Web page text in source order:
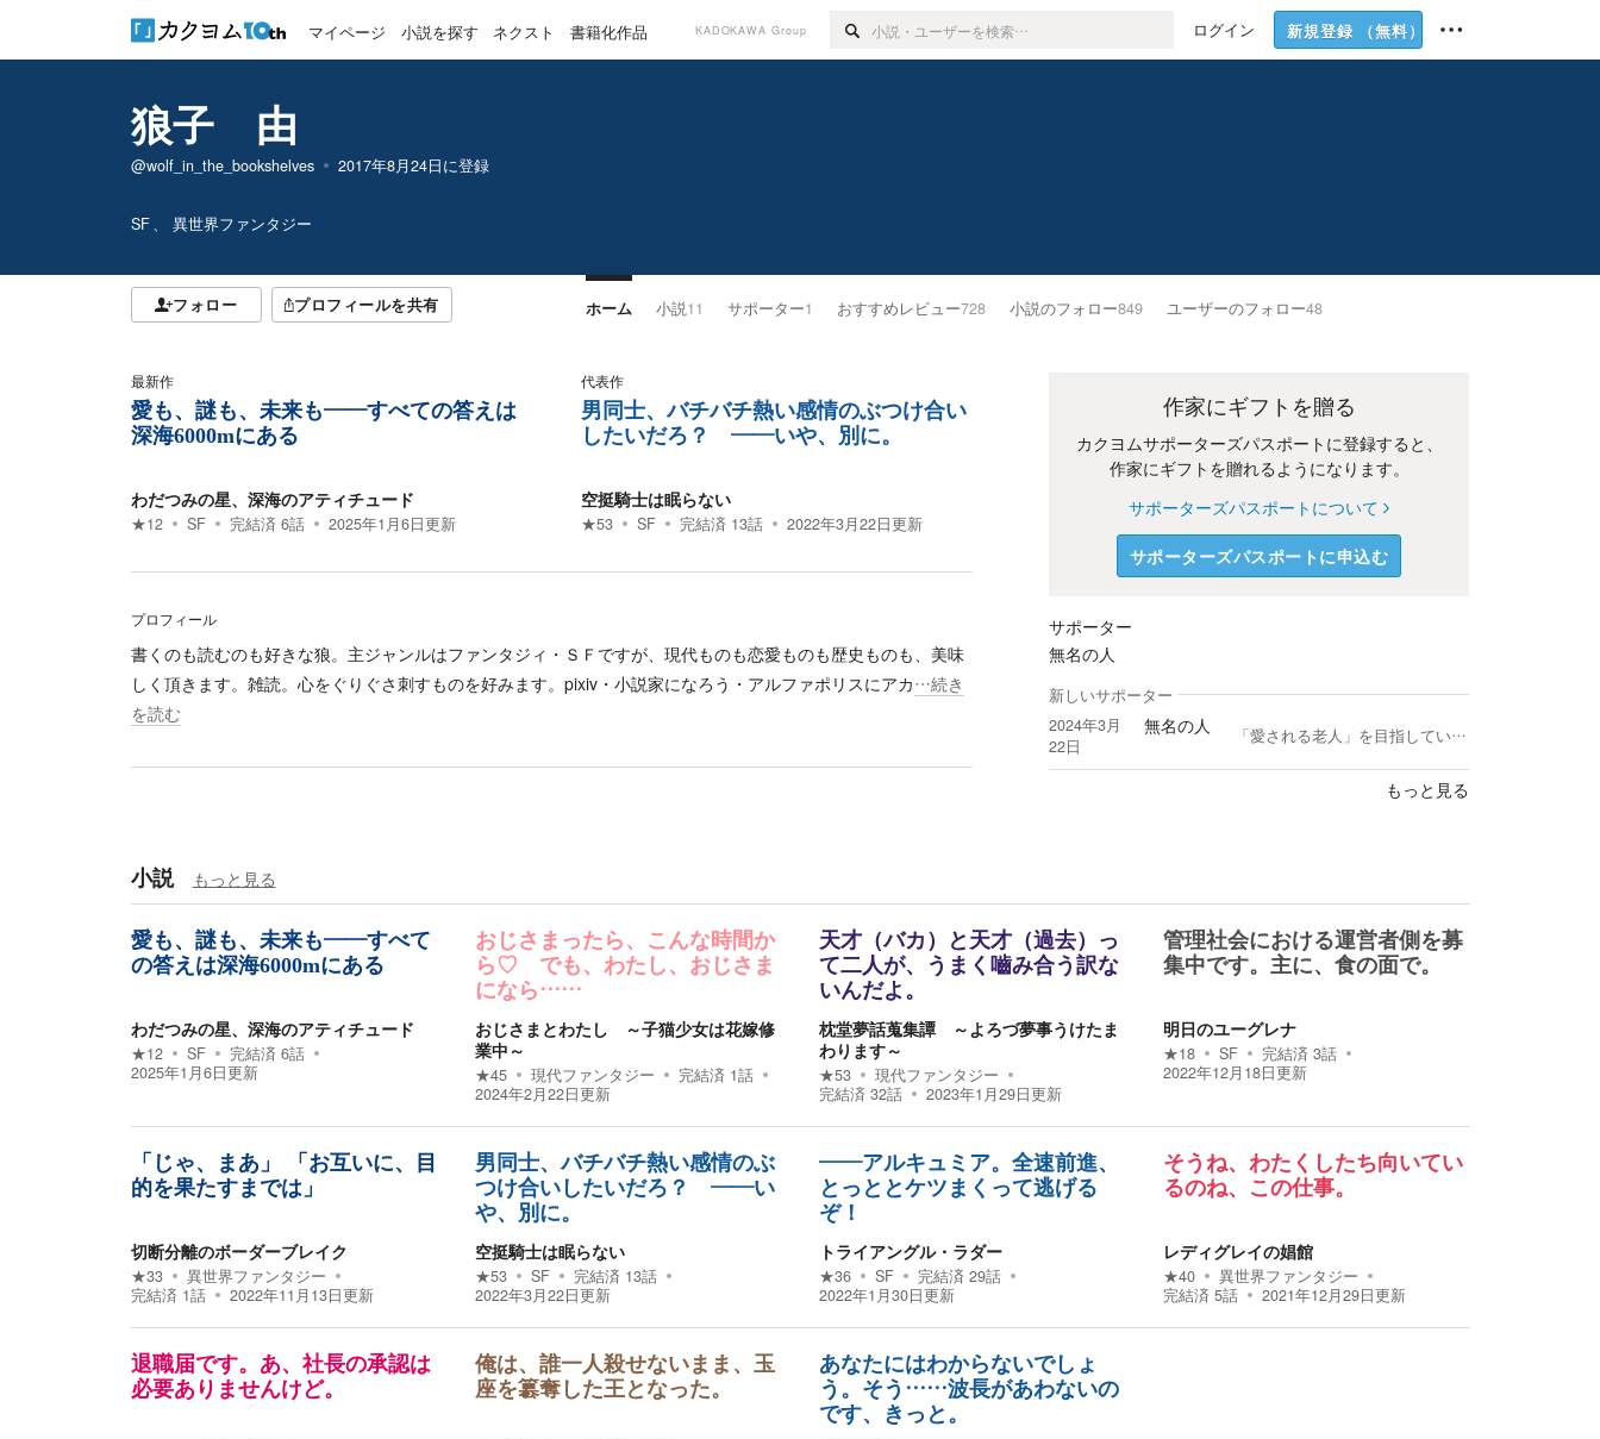
マイページ 小説を探す ネクスト 書籍化作品 KADOKAWA Group ログイン 新規登録 （無料）
狼子 由
@wolf_in_the_bookshelves 2017年8月24日に登録
SF 異世界ファンタジー
フォロー プロフィールを共有 ホーム 小説11 サポーター1 おすすめレビュー728 小説のフォロー849 ユーザーのフォロー48
最新作
愛も、謎も、未来も――すべての答えは
深海6000mにある
わだつみの星、深海のアティチュード
★12 SF 完結済 6話 2025年1月6日更新
代表作
男同士、バチバチ熱い感情のぶつけ合い
したいだろ？ ――いや、別に。
空挺騎士は眠らない
★53 SF 完結済 13話 2022年3月22日更新
プロフィール
書くのも読むのも好きな狼。主ジャンルはファンタジィ・ＳＦですが、現代ものも恋愛ものも歴史ものも、美味
しく頂きます。雑読。心をぐりぐさ刺すものを好みます。pixiv・小説家になろう・アルファポリスにアカ…続き
を読む
作家にギフトを贈る
カクヨムサポーターズパスポートに登録すると、
作家にギフトを贈れるようになります。
サポーターズパスポートについて
サポーターズパスポートに申込む
サポーター
無名の人
新しいサポーター
2024年3月
22日
無名の人 「愛される老人」を目指している自由人 (星の王子さまになりたかった元少年) です。 必要な人のもとへ、メッセージが届くことを願っています。
もっと見る
小説 もっと見る
愛も、謎も、未来も――すべて
の答えは深海6000mにある
わだつみの星、深海のアティチュード
★12 SF 完結済 6話
2025年1月6日更新
おじさまったら、こんな時間か
ら♡ でも、わたし、おじさま
になら……
おじさまとわたし ～子猫少女は花嫁修
業中～
★45 現代ファンタジー 完結済 1話
2024年2月22日更新
天才（バカ）と天才（過去）っ
て二人が、うまく嚙み合う訳な
いんだよ。
枕堂夢話蒐集譚 ～よろづ夢事うけたま
わります～
★53
現代ファンタジー
完結済 32話 2023年1月29日更新
管理社会における運営者側を募
集中です。主に、食の面で。
明日のユーグレナ
★18 SF 完結済 3話
2022年12月18日更新
「じゃ、まあ」 「お互いに、目
的を果たすまでは」
切断分離のボーダーブレイク
★33
異世界ファンタジー
完結済 1話 2022年11月13日更新
男同士、バチバチ熱い感情のぶ
つけ合いしたいだろ？ ――い
や、別に。
空挺騎士は眠らない
★53 SF 完結済 13話
2022年3月22日更新
――アルキュミア。全速前進、
とっととケツまくって逃げる
ぞ！
トライアングル・ラダー
★36 SF 完結済 29話
2022年1月30日更新
そうね、わたくしたち向いてい
るのね、この仕事。
レディグレイの娼館
★40
異世界ファンタジー
完結済 5話 2021年12月29日更新
退職届です。あ、社長の承認は
必要ありませんけど。
俺は、誰一人殺せないまま、玉
座を簒奪した王となった。
あなたにはわからないでしょ
う。そう……波長があわないの
です、きっと。